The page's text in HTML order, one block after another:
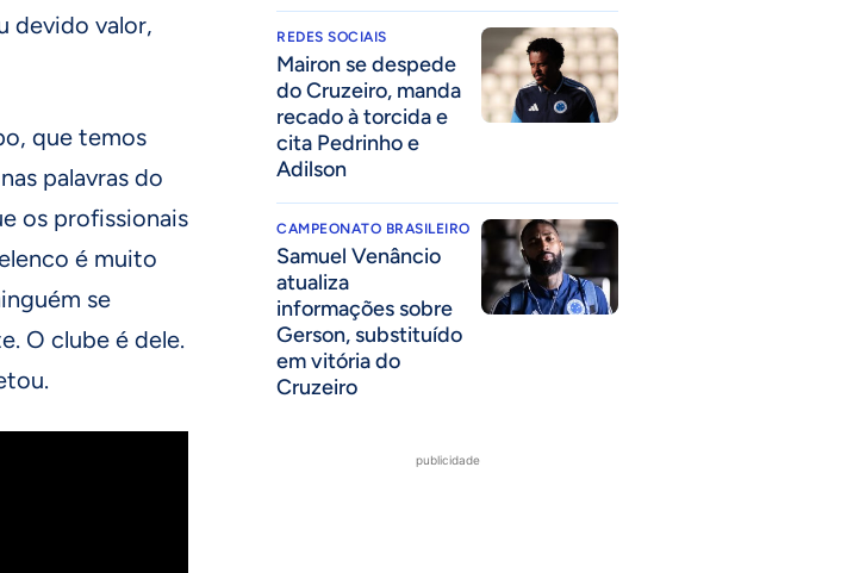
devido valor,
que temos
palavras do
os profissionais
é muito
se
O clube é dele.
REDES SOCIAIS
Mairon se despede
do Cruzeiro, manda
recado à torcida e
cita Pedrinho e
Adilson
CAMPEONATO BRASILEIRO
Samuel Venâncio
atualiza
informações sobre
Gerson, substituído
em vitória do
Cruzeiro
publicidade